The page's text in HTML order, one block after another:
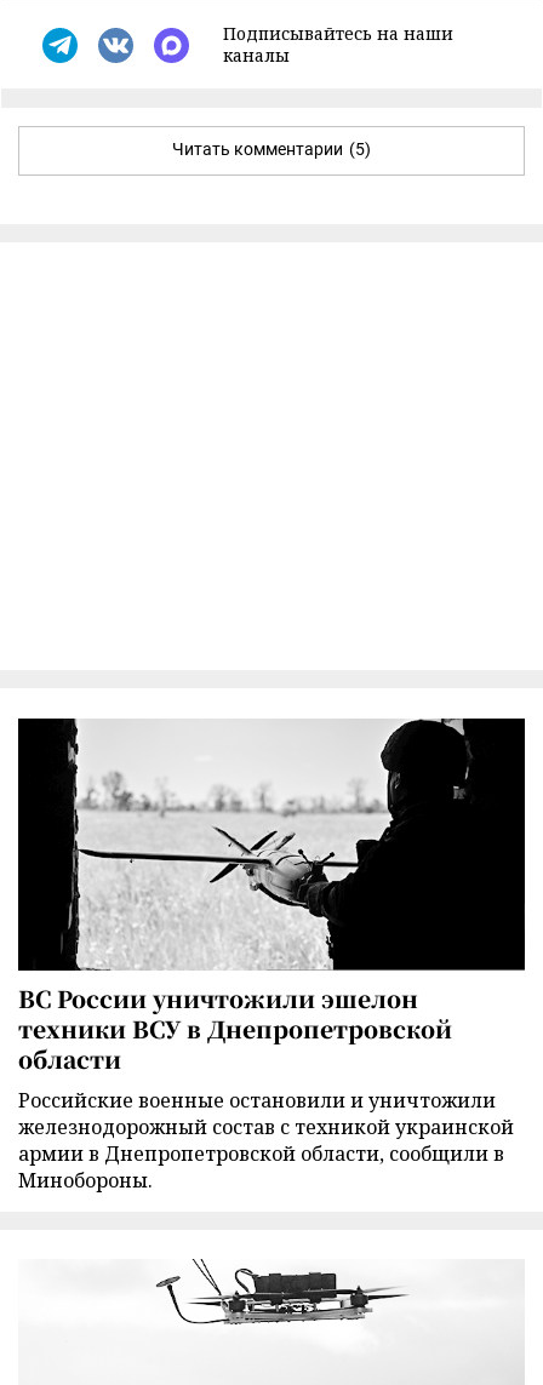
Подписывайтесь на наши
каналы
Читать комментарии (5)
ВС России уничтожили эшелон
техники ВСУ в Днепропетровской
области
Российские военные остановили и уничтожили
железнодорожный состав с техникой украинской
армии в Днепропетровской области, сообщили в
Минобороны.